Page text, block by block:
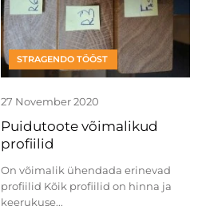
STRAGENDO TÖÖST
27 November 2020
Puidutoote võimalikud
profiilid
On võimalik ühendada erinevad
profiilid Kõik profiilid on hinna ja
keerukuse...